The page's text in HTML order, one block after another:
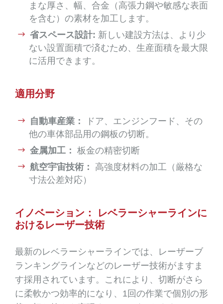
まな厚さ、幅、合金（高張力鋼や敏感な表面
を含む）の素材を加工します。
省スペース設計: 新しい建設方法は、より少
ない設置面積で済むため、生産面積を最大限
に活用できます。
適用分野
自動車産業：
ドア、エンジンフード、その
他の車体部品用の鋼板の切断。
金属加工： 板金の精密切断
航空宇宙技術：
高強度材料の加工（厳格な
寸法公差対応）
イノベーション： レベラーシャーラインに
おけるレーザー技術
最新のレベラーシャーラインでは、レーザーブ
ランキングラインなどのレーザー技術がますま
す採用されています。これにより、切断がさら
に柔軟かつ効率的になり、1回の作業で個別の形